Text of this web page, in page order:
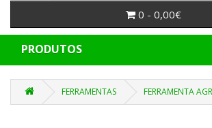
0 - 0,00€
PRODUTOS
FERRAMENTAS FERRAMENTA